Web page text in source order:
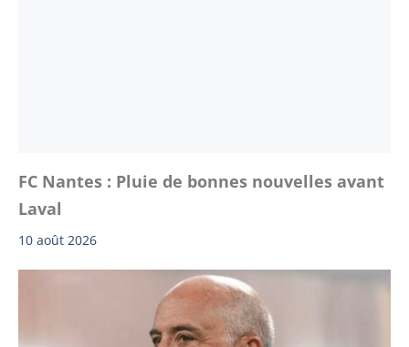
FC Nantes : Pluie de bonnes nouvelles avant
Laval
10 août 2026